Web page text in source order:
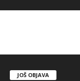
JOŠ OBJAVA